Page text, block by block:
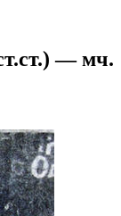
— мч.